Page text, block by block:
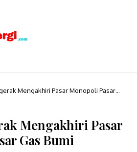
Mengakhiri Pasar Monopoli Pasar
Mengakhiri Pasar
Gas Bumi